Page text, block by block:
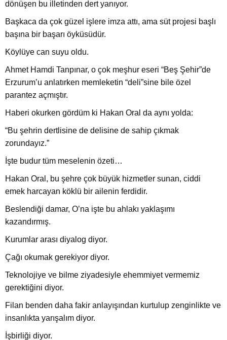
dönüşen bu illetinden dert yanıyor.
Başkaca da çok güzel işlere imza attı, ama süt projesi başlı
başına bir başarı öyküsüdür.
Köylüye can suyu oldu.
Ahmet Hamdi Tanpınar, o çok meşhur eseri “Beş Şehir”de
Erzurum’u anlatırken memleketin “deli”sine bile özel
parantez açmıştır.
Haberi okurken gördüm ki Hakan Oral da aynı yolda:
“Bu şehrin dertlisine de delisine de sahip çıkmak
zorundayız.”
İşte budur tüm meselenin özeti…
Hakan Oral, bu şehre çok büyük hizmetler sunan, ciddi
emek harcayan köklü bir ailenin ferdidir.
Beslendiği damar, O’na işte bu ahlakı yaklaşımı
kazandırmış.
Kurumlar arası diyalog diyor.
Çağı okumak gerekiyor diyor.
Teknolojiye ve bilme ziyadesiyle ehemmiyet vermemiz
gerektiğini diyor.
Filan benden daha fakir anlayışından kurtulup zenginlikte ve
insanlıkta yarışalım diyor.
İşbirliği diyor.